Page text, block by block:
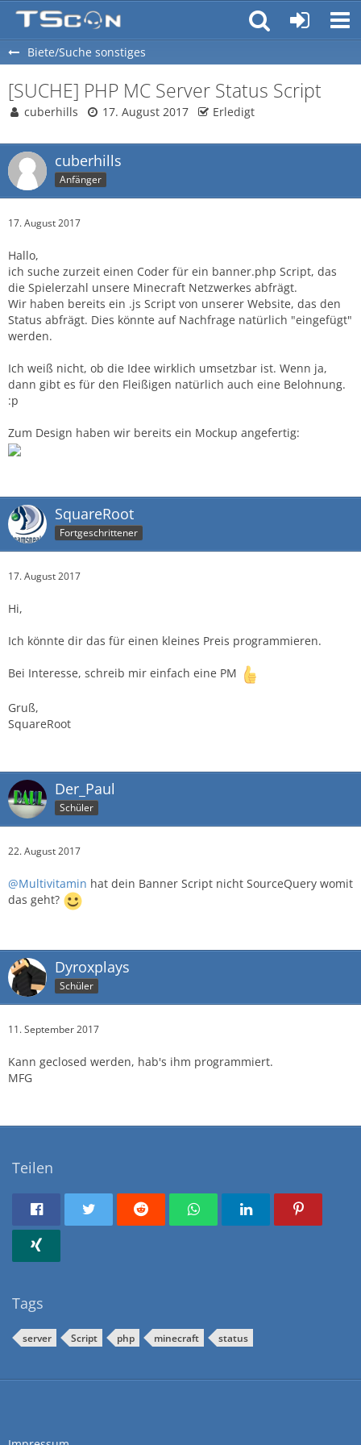
Biete/Suche sonstiges
[SUCHE] PHP MC Server Status Script
cuberhills 17. August 2017 Erledigt
cuberhills
Anfänger
17. August 2017
Hallo,
ich suche zurzeit einen Coder für ein banner.php Script, das
die Spielerzahl unsere Minecraft Netzwerkes abfrägt.
Wir haben bereits ein .js Script von unserer Website, das den
Status abfrägt. Dies könnte auf Nachfrage natürlich "eingefügt"
werden.
Ich weiß nicht, ob die Idee wirklich umsetzbar ist. Wenn ja,
dann gibt es für den Fleißigen natürlich auch eine Belohnung.
:p
Zum Design haben wir bereits ein Mockup angefertig:
SquareRoot
Fortgeschrittener
17. August 2017
Hi,
Ich könnte dir das für einen kleines Preis programmieren.
Bei Interesse, schreib mir einfach eine PM
Gruß,
SquareRoot
Der_Paul
Schüler
22. August 2017
@Multivitamin hat dein Banner Script nicht SourceQuery womit
das geht?
Dyroxplays
Schüler
11. September 2017
Kann geclosed werden, hab's ihm programmiert.
MFG
Teilen
Tags
server Script php minecraft status